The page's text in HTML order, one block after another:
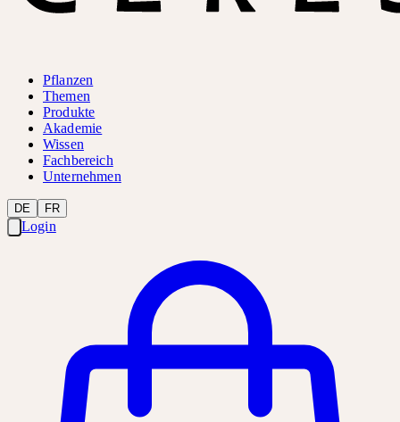
Pflanzen
Themen
Produkte
Akademie
Wissen
Fachbereich
Unternehmen
DE FR
Login